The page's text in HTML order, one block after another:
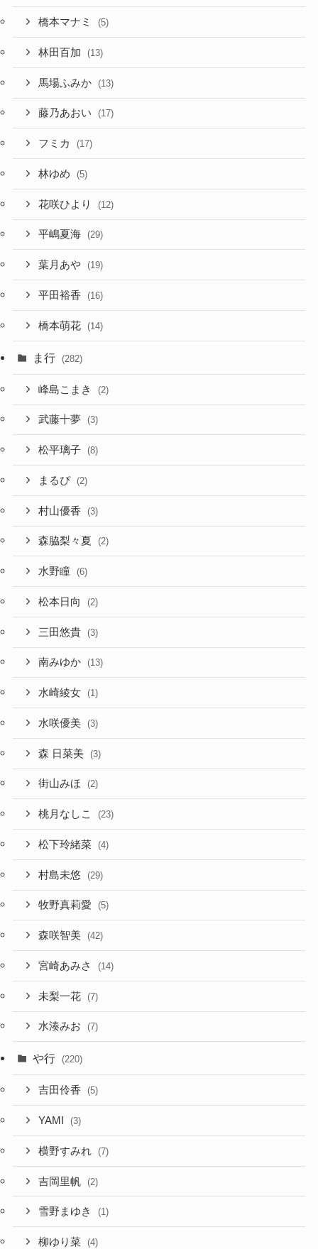
橋本マナミ (5)
林田百加 (13)
馬場ふみか (13)
藤乃あおい (17)
フミカ (17)
林ゆめ (5)
花咲ひより (12)
平嶋夏海 (29)
葉月あや (19)
平田裕香 (16)
橋本萌花 (14)
ま行 (282)
峰島こまき (2)
武藤十夢 (3)
松平璃子 (8)
まるぴ (2)
村山優香 (3)
森脇梨々夏 (2)
水野瞳 (6)
松本日向 (2)
三田悠貴 (3)
南みゆか (13)
水崎綾女 (1)
水咲優美 (3)
森 日菜美 (3)
街山みほ (2)
桃月なしこ (23)
松下玲緒菜 (4)
村島未悠 (29)
牧野真莉愛 (5)
森咲智美 (42)
宮崎あみさ (14)
未梨一花 (7)
水湊みお (7)
や行 (220)
吉田伶香 (5)
YAMI (3)
横野すみれ (7)
吉岡里帆 (2)
雪野まゆき (1)
柳ゆり菜 (4)